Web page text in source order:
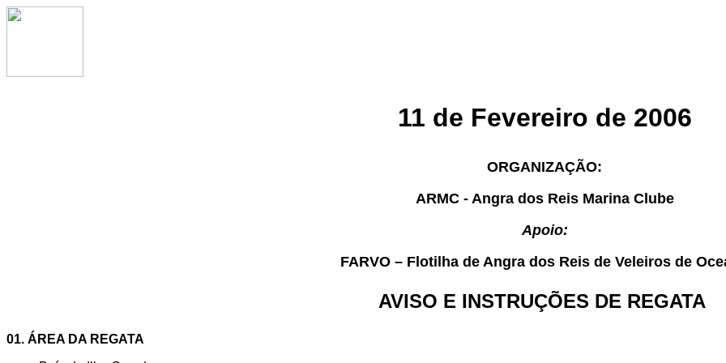
11 de Fevereiro de 2006
ORGANIZAÇÃO:
ARMC - Angra dos Reis Marina Clube
Apoio:
FARVO – Flotilha de Angra dos Reis de Veleiros de
AVISO E INSTRUÇÕES DE REGATA
01. ÁREA DA REGATA